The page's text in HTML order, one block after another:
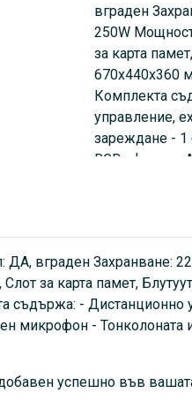
вграден
250W
за карта
670х440х360
Комплекта
управление,
зареждане - 1
RGB ефекти -
ДА, вграден Захранване:
за карта памет,
съдържа: - Дистанционно
микрофон - Тонколоната
успешно във